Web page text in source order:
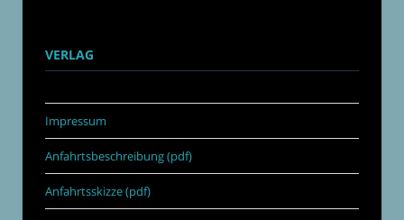
VERLAG
Impressum
Anfahrtsbeschreibung (pdf)
Anfahrtsskizze (pdf)